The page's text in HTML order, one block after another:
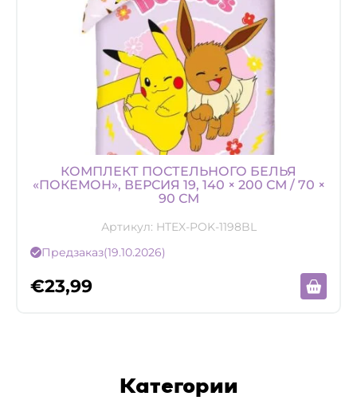
КОМПЛЕКТ ПОСТЕЛЬНОГО БЕЛЬЯ
«ПОКЕМОН», ВЕРСИЯ 19, 140 × 200 СМ / 70 ×
90 СМ
Артикул: HTEX-POK-1198BL
Предзаказ(19.10.2026)
€23,99
Категории